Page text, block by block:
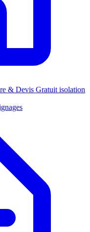
& Devis Gratuit isolation